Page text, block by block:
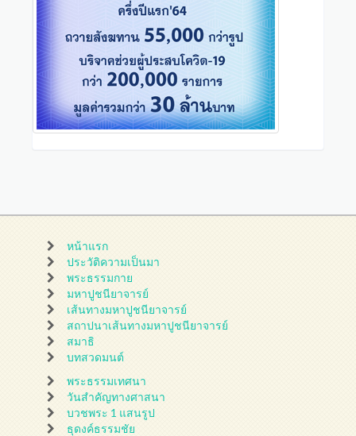
หน้าแรก
ประวัติความเป็นมา
พระธรรมกาย
มหาปูชนียาจารย์
เส้นทางมหาปูชนียาจารย์
สถาปนาเส้นทางมหาปูชนียาจารย์
สมาธิ
บทสวดมนต์
พระธรรมเทศนา
วันสำคัญทางศาสนา
บวชพระ 1 แสนรูป
ธุดงค์ธรรมชัย